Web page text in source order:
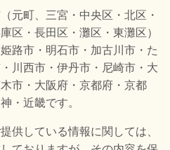
元町、三宮・中央区・北区・
区・長田区・灘区・東灘区）
路市・明石市・加古川市・た
川西市・伊丹市・尼崎市・大
市・大阪府・京都府・京都
・近畿です。
供している情報に関しては、